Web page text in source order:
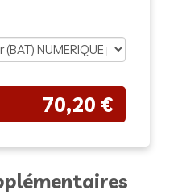
70,20 €